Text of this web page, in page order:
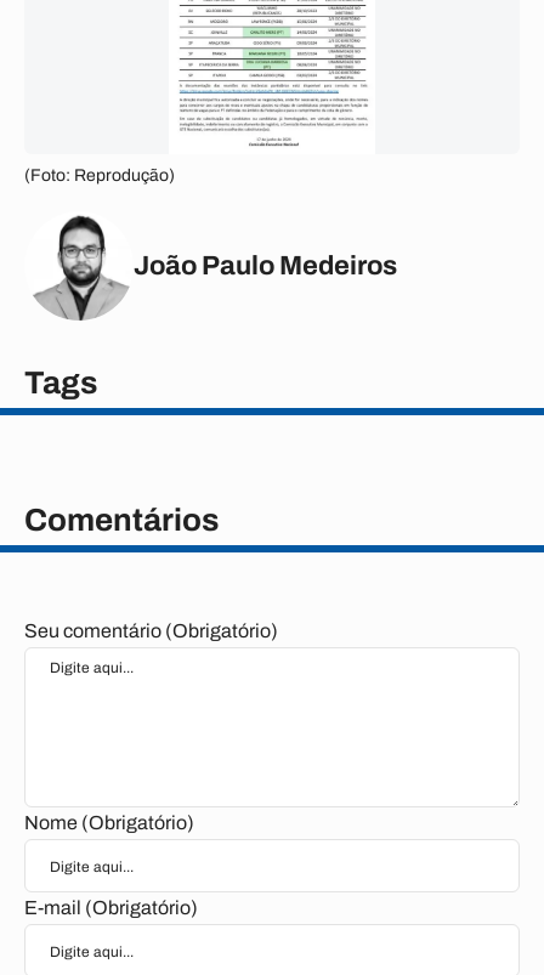
(Foto: Reprodução)
João Paulo Medeiros
Tags
Comentários
Seu comentário (Obrigatório)
Nome (Obrigatório)
E-mail (Obrigatório)